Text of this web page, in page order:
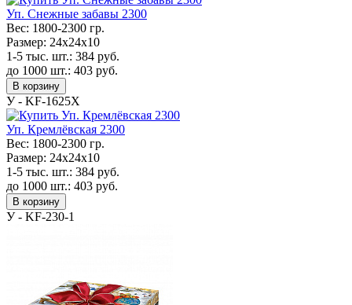
Уп. Снежные забавы 2300
Вес: 1800-2300 гр.
Размер: 24х24х10
1-5 тыс. шт.: 384 руб.
до 1000 шт.: 403 руб.
В корзину
У - KF-1625Х
Уп. Кремлёвская 2300
Вес: 1800-2300 гр.
Размер: 24х24х10
1-5 тыс. шт.: 384 руб.
до 1000 шт.: 403 руб.
В корзину
У - KF-230-1